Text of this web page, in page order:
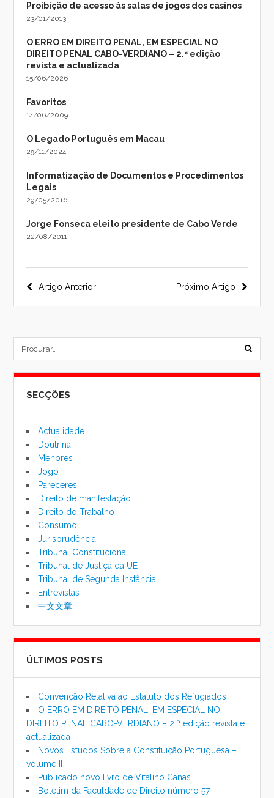
Proibição de acesso às salas de jogos dos casinos
23/01/2013
O ERRO EM DIREITO PENAL, EM ESPECIAL NO
DIREITO PENAL CABO-VERDIANO – 2.ª edição
revista e actualizada
15/06/2026
Favoritos
14/06/2009
O Legado Português em Macau
29/11/2024
Informatização de Documentos e Procedimentos
Legais
29/05/2016
Jorge Fonseca eleito presidente de Cabo Verde
22/08/2011
Navegação
do
Próximo Artigo
Artigo Anterior
SECÇÕES
Actualidade
Doutrina
Menores
Jogo
Pareceres
Direito de manifestação
Direito do Trabalho
Consumo
Jurisprudência
Tribunal Constitucional
Tribunal de Justiça da UE
Tribunal de Segunda Instância
Entrevistas
中文文章
ÚLTIMOS POSTS
Convenção Relativa ao Estatuto dos Refugiados
O ERRO EM DIREITO PENAL, EM ESPECIAL NO
DIREITO PENAL CABO-VERDIANO – 2.ª edição revista e
actualizada
Novos Estudos Sobre a Constituição Portuguesa –
volume II
Publicado novo livro de Vitalino Canas
Boletim da Faculdade de Direito número 57